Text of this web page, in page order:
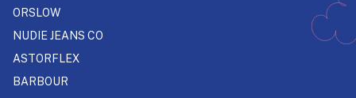
ORSLOW
NUDIE JEANS CO
ASTORFLEX
BARBOUR